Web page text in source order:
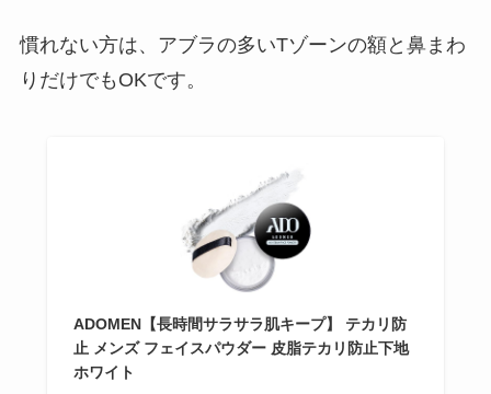
慣れない方は、アブラの多いTゾーンの額と鼻まわ
りだけでもOKです。
ADOMEN【長時間サラサラ肌キープ】 テカリ防
止 メンズ フェイスパウダー 皮脂テカリ防止下地
ホワイト